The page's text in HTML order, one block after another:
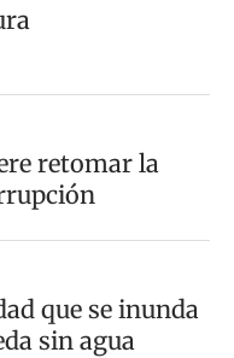
retomar la
que se inunda
sin agua